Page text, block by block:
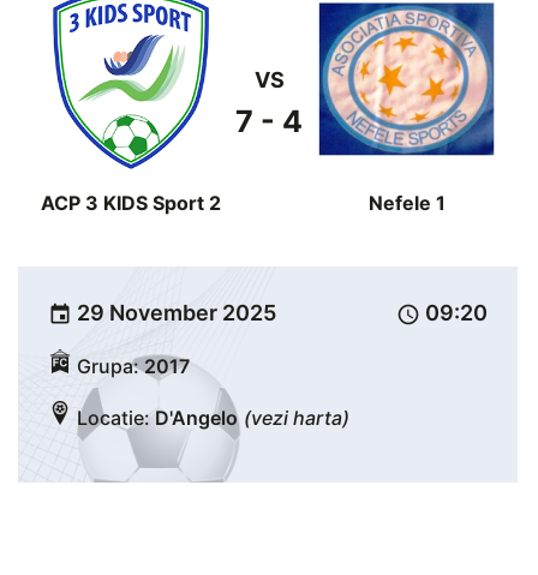
ACP 3 KIDS Sport 2
VS
7 - 4
Nefele 1
event 29 November 2025 schedule 09:20
Grupa:2017
Locatie: D'Angelo (vezi harta)